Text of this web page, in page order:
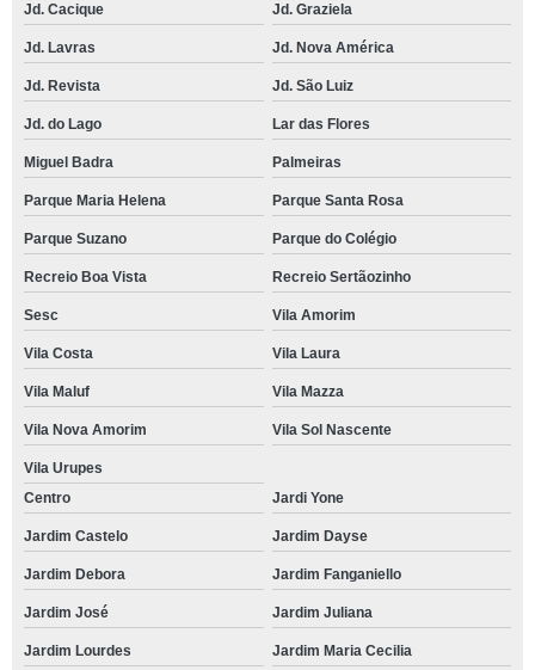
Jd. Cacique Jd. Graziela
Jd. Lavras Jd. Nova América
Jd. Revista Jd. São Luiz
Jd. do Lago Lar das Flores
Miguel Badra Palmeiras
Parque Maria Helena Parque Santa Rosa
Parque Suzano Parque do Colégio
Recreio Boa Vista Recreio Sertãozinho
Sesc Vila Amorim
Vila Costa Vila Laura
Vila Maluf Vila Mazza
Vila Nova Amorim Vila Sol Nascente
Vila Urupes
Centro
Jardi Yone
Jardim Castelo Jardim Dayse
Jardim Debora Jardim Fanganiello
Jardim José Jardim Juliana
Jardim Lourdes Jardim Maria Cecilia